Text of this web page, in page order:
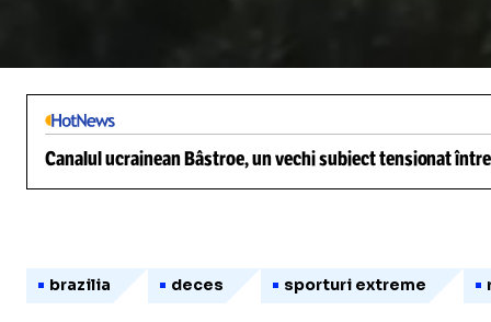
Canalul ucrainean Bâstroe, un vechi subiect tensionat
brazilia deces sporturi extreme